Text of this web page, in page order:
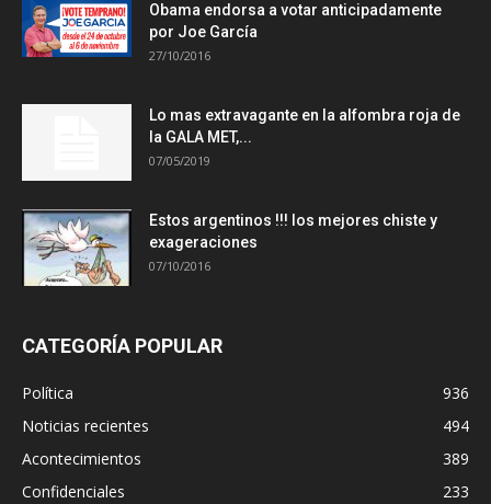
Obama endorsa a votar anticipadamente
por Joe García
27/10/2016
Lo mas extravagante en la alfombra roja de
la GALA MET,...
07/05/2019
Estos argentinos !!! los mejores chiste y
exageraciones
07/10/2016
CATEGORÍA POPULAR
Política
936
Noticias recientes
494
Acontecimientos
389
Confidenciales
233